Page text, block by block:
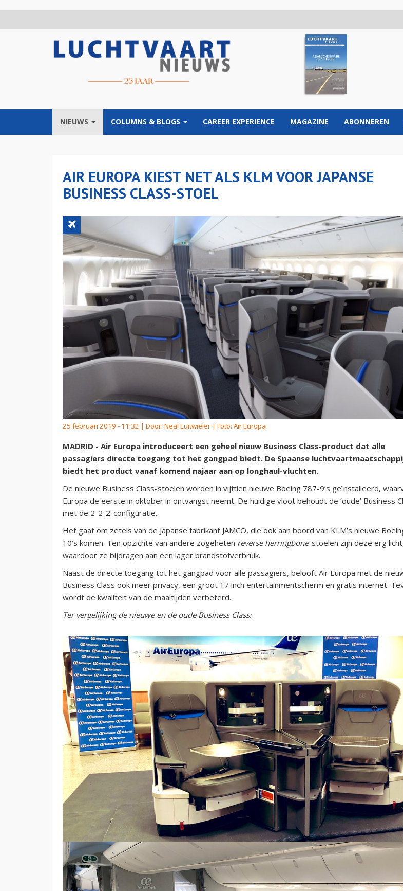
NIEUWS COLUMNS & BLOGS CAREER EXPERIENCE MAGAZINE ABONNEREN
AIR EUROPA KIEST NET ALS KLM VOOR JAPANSE
BUSINESS CLASS-STOEL
25 februari 2019 - 11:32 | Door: Neal Luitwieler | Foto: Air Europa
MADRID - Air Europa introduceert een geheel nieuw Business Class-product dat alle
passagiers directe toegang tot het gangpad biedt. De Spaanse
biedt het product vanaf komend najaar aan op longhaul-vluchten.
De nieuwe Business Class-stoelen worden in vijftien nieuwe Boeing 787-9’s geïnstalleerd,
Europa de eerste in oktober in ontvangst neemt. De huidige vloot behoudt de ‘oude’ Business
met de 2-2-2-configuratie.
Het gaat om zetels van de Japanse fabrikant JAMCO, die ook aan boord van KLM’s nieuwe
10’s komen. Ten opzichte van andere zogeheten reverse herringbone-stoelen zijn deze erg
waardoor ze bijdragen aan een lager brandstofverbruik.
Naast de directe toegang tot het gangpad voor alle passagiers, belooft Air Europa met de
Business Class ook meer privacy, een groot 17 inch entertainmentscherm en gratis internet.
wordt de kwaliteit van de maaltijden verbeterd.
Ter vergelijking de nieuwe en de oude Business Class: